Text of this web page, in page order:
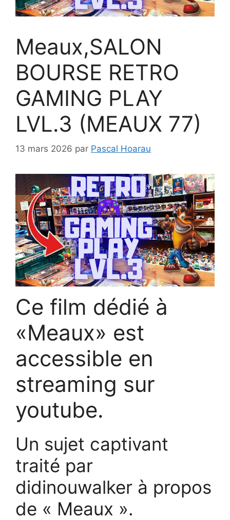
Meaux,SALON
BOURSE RETRO
GAMING PLAY
LVL.3 (MEAUX 77)
13 mars 2026 par Pascal Hoarau
Ce film dédié à
«Meaux» est
accessible en
streaming sur
youtube.
Un sujet captivant
traité par
didinouwalker à propos
de « Meaux ».